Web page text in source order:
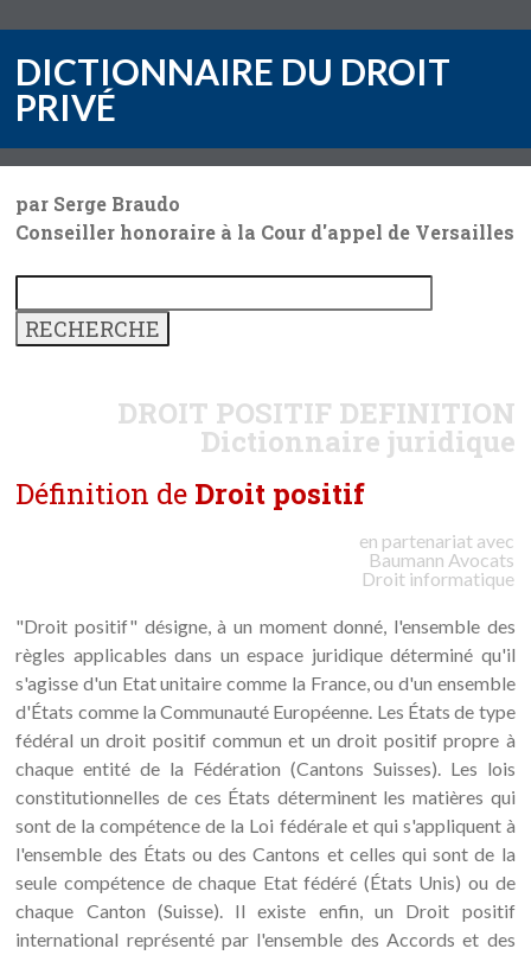
DICTIONNAIRE DU DROIT
PRIVÉ
par Serge Braudo
Conseiller honoraire à la Cour d'appel de Versailles
DROIT POSITIF DEFINITION
Dictionnaire juridique
Définition de Droit positif
en partenariat avec
Baumann Avocats
Droit informatique
"Droit positif" désigne, à un moment donné, l'ensemble des
règles applicables dans un espace juridique déterminé qu'il
s'agisse d'un Etat unitaire comme la France, ou d'un ensemble
d'États comme la Communauté Européenne. Les États de type
fédéral un droit positif commun et un droit positif propre à
chaque entité de la Fédération (Cantons Suisses). Les lois
constitutionnelles de ces États déterminent les matières qui
sont de la compétence de la Loi fédérale et qui s'appliquent à
l'ensemble des États ou des Cantons et celles qui sont de la
seule compétence de chaque Etat fédéré (États Unis) ou de
chaque Canton (Suisse). Il existe enfin, un Droit positif
international représenté par l'ensemble des Accords et des